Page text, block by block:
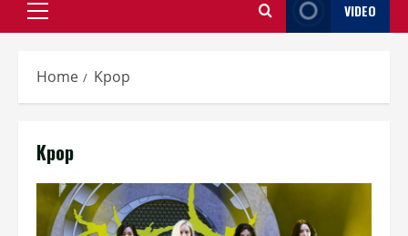
Primary
VIDEO
Home Kpop
Kpop